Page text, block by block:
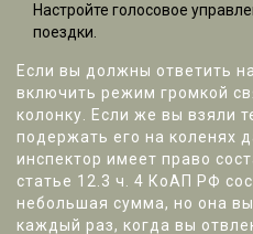
Настройте голосовое
поездки.
Если вы должны ответить
включить режим громкой
колонку. Если же вы взяли
подержать его на коленях
инспектор имеет право
статье 12.3 ч. 4 КоАП РФ
небольшая сумма, но она
каждый раз, когда вы